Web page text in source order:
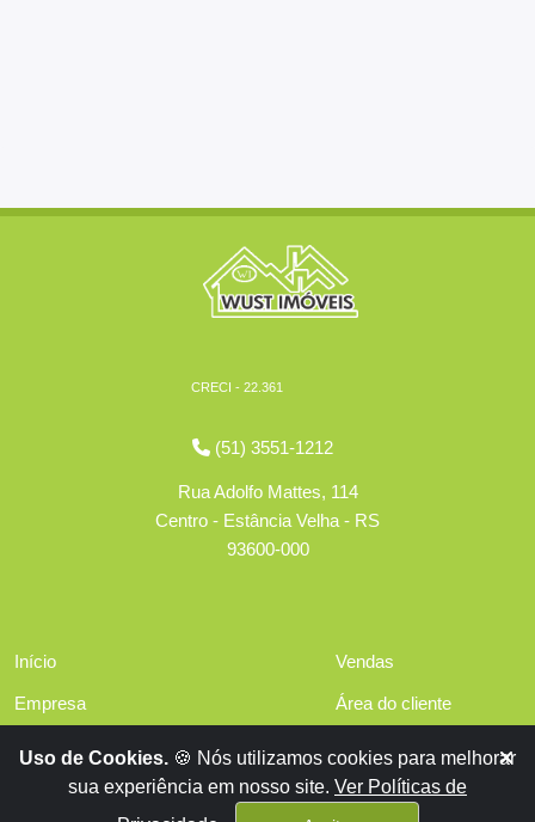
CRECI - 22.361
(51) 3551-1212
Rua Adolfo Mattes, 114
Centro - Estância Velha - RS
93600-000
Início
Empresa
Financiamentos
Vendas
Área do cliente
Contato
Uso de Cookies. 🍪 Nós utilizamos cookies para melhorar
sua experiência em nosso site. Ver Políticas de